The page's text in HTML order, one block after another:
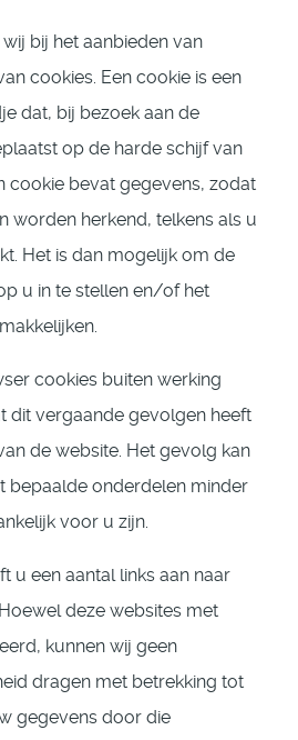
bij het aanbieden van
cookies. Een cookie is een
dat, bij bezoek aan de
op de harde schijf van
cookie bevat gegevens, zodat
worden herkend, telkens als u
Het is dan mogelijk om de
u in te stellen en/of het
cookies buiten werking
dit vergaande gevolgen heeft
de website. Het gevolg kan
bepaalde onderdelen minder
voor u zijn.
u een aantal links aan naar
deze websites met
kunnen wij geen
dragen met betrekking tot
gegevens door die